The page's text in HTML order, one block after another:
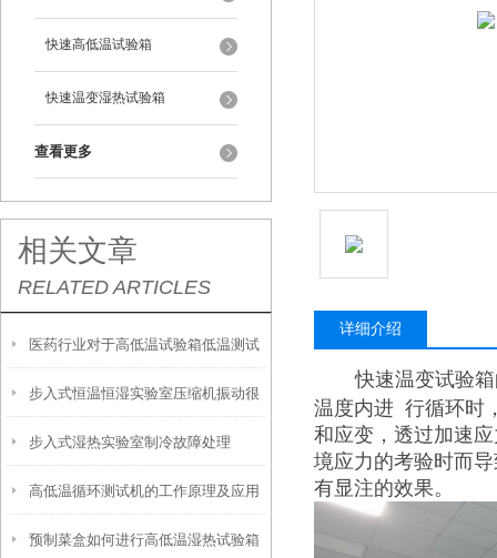
快速高低温试验箱
快速温变湿热试验箱
查看更多
相关文章
RELATED ARTICLES
医药行业对于高低温试验箱低温测试
的要求
步入式恒温恒湿实验室压缩机振动很
大正常吗
步入式湿热实验室制冷故障处理
高低温循环测试机的工作原理及应用
领域
预制菜盒如何进行高低温湿热试验箱
详细介绍
快速温变试验
温度内进 行循环时
和应变，透过加速
境应力的考验时而
有显注的效果。